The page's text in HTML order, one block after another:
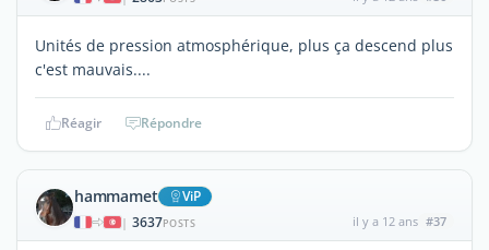
Unités de pression atmosphérique, plus ça descend plus
c'est mauvais....
Réagir Répondre
hammamet ViP
| 3637POSTS il y a 12 ans #37